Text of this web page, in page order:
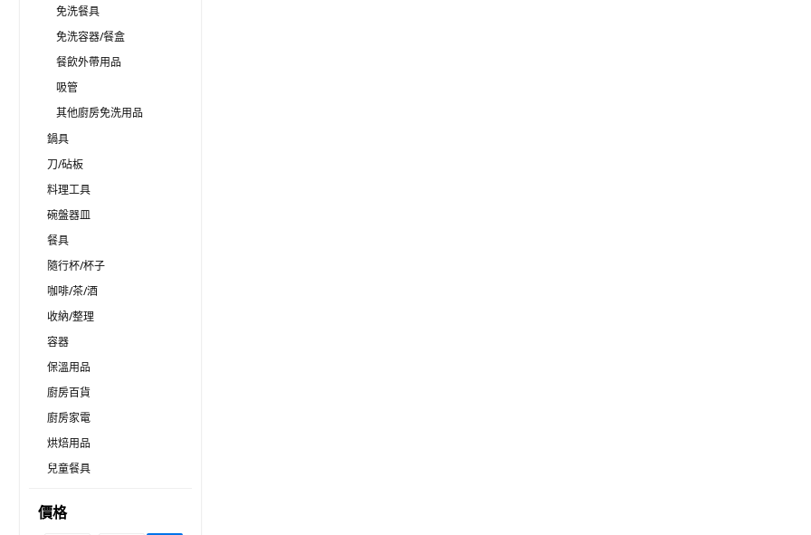
免洗餐具
免洗容器/餐盒
餐飲外帶用品
吸管
其他廚房免洗用品
鍋具
刀/砧板
料理工具
碗盤器皿
餐具
隨行杯/杯子
咖啡/茶/酒
收納/整理
容器
保溫用品
廚房百貨
廚房家電
烘焙用品
兒童餐具
價格